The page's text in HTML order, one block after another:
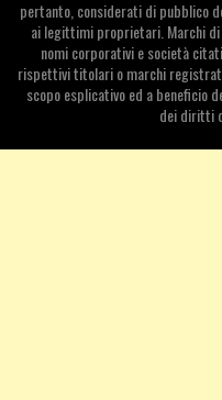
pertanto, considerati di pubblico
ai legittimi proprietari. Marchi
nomi corporativi e società
rispettivi titolari o marchi
scopo esplicativo ed a beneficio
dei diritti